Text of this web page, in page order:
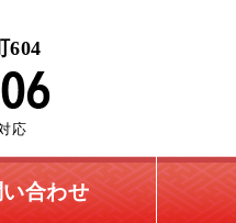
604
応
合わせ